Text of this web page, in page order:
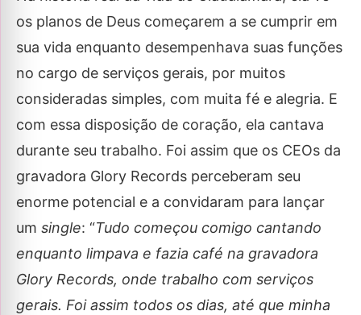
os planos de Deus começarem a se cumprir em
sua vida enquanto desempenhava suas funções
no cargo de serviços gerais, por muitos
consideradas simples, com muita fé e alegria. E
com essa disposição de coração, ela cantava
durante seu trabalho. Foi assim que os CEOs da
gravadora Glory Records perceberam seu
enorme potencial e a convidaram para lançar
um single: “Tudo começou comigo cantando
enquanto limpava e fazia café na gravadora
Glory Records, onde trabalho com serviços
gerais. Foi assim todos os dias, até que minha